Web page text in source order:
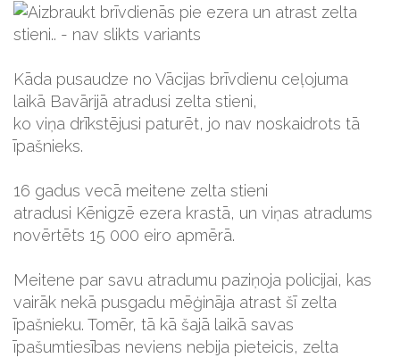
Kāda pusaudze no Vācijas brīvdienu ceļojuma
laikā Bavārijā atradusi zelta stieni,
ko viņa drīkstējusi paturēt, jo nav noskaidrots tā
īpašnieks.
16 gadus vecā meitene zelta stieni
atradusi Kēnigzē ezera krastā, un viņas atradums
novērtēts 15 000 eiro apmērā.
Meitene par savu atradumu paziņoja policijai, kas
vairāk nekā pusgadu mēģināja atrast šī zelta
īpašnieku. Tomēr, tā kā šajā laikā savas
īpašumtiesības neviens nebija pieteicis, zelta